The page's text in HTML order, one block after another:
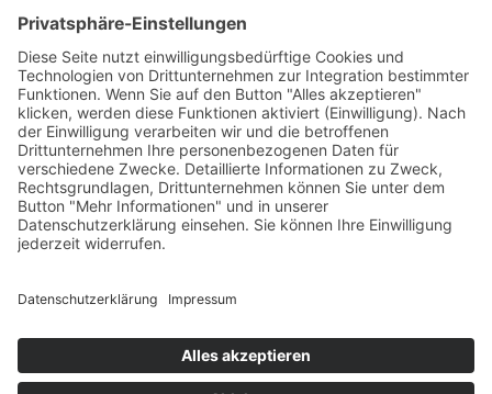
info@grammer-solar.de
www.grammer-solar.com
Datenschutzerklärung
AGB